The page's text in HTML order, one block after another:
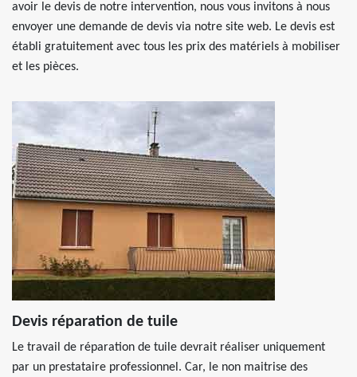
avoir le devis de notre intervention, nous vous invitons à nous
envoyer une demande de devis via notre site web. Le devis est
établi gratuitement avec tous les prix des matériels à mobiliser
et les pièces.
Devis réparation de tuile
Le travail de réparation de tuile devrait réaliser uniquement
par un prestataire professionnel. Car, le non maitrise des